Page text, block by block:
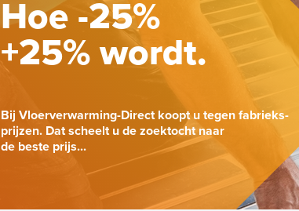
Hoe -25%
+25% wordt.
Bij Vloerverwarming-Direct koopt u tegen fabrieks-
prijzen. Dat scheelt u de zoektocht naar
de beste prijs...